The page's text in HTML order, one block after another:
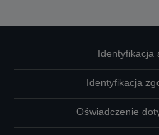
Identyfikacja
Identyfikacja
Oświadczenie